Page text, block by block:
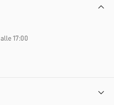
17:00